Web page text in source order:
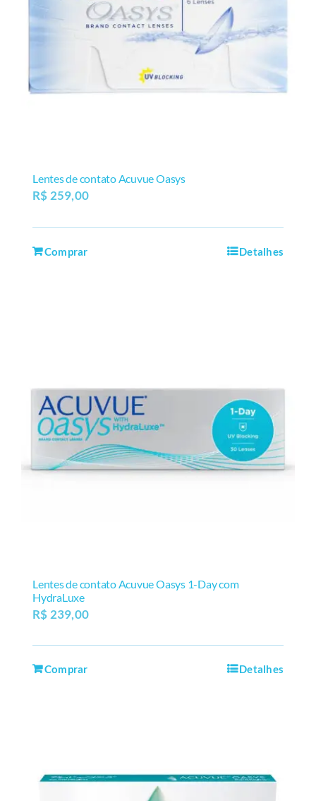
Lentes de contato Acuvue Oasys
R$259,00
Comprar Detalhes
Lentes de contato Acuvue Oasys 1-Day com
HydraLuxe
R$239,00
Comprar Detalhes